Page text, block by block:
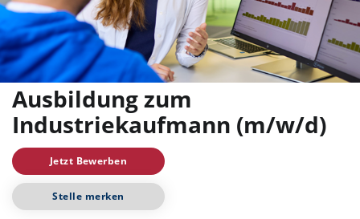
Ausbildung zum
Industriekaufmann (m/w/d)
Jetzt Bewerben
Stelle merken